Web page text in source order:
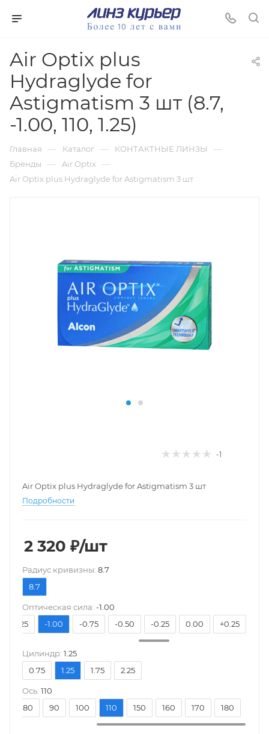
Air Optix plus
Hydraglyde for
Astigmatism 3 шт (8.7,
-1.00, 110, 1.25)
Главная — Каталог — КОНТАКТНЫЕ ЛИНЗЫ —
Бренды — Air Optix —
Air Optix plus Hydraglyde for Astigmatism 3 шт
-1
Air Optix plus Hydraglyde for Astigmatism 3 шт
Подробности
2 320 ₽/шт
Pадиус кривизны: 8.7
8.7
Оптическая сила: -1.00
-1.25
-1.00 -0.75 -0.50 -0.25 0.00 +0.25
Цилиндр: 1.25
0.75
1.25 1.75 2.25
Ось: 110
80 90 100 110 150 160 170 180